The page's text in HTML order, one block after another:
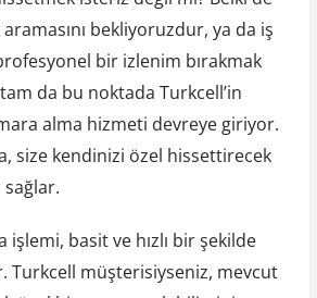
bekliyoruzdur, ya da iş
bir izlenim bırakmak
da bu noktada Turkcell’in
alma hizmeti devreye giriyor.
size kendinizi özel hissettirecek
sağlar.
işlemi, basit ve hızlı bir şekilde
Turkcell müşterisiyseniz, mevcut